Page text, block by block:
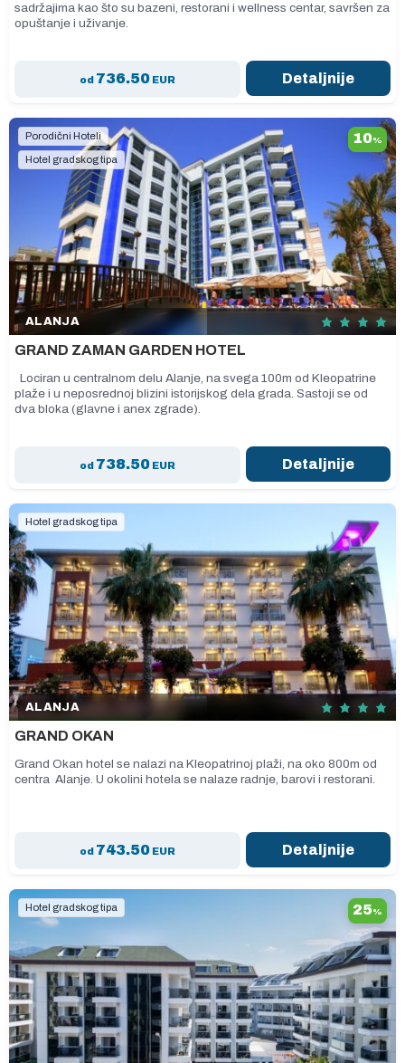
sadržajima kao što su bazeni, restorani i wellness centar, savršen za
opuštanje i uživanje.
od 736.50EUR Detaljnije
Porodični Hoteli
Hotel gradskog tipa
10%
ALANJA
GRAND ZAMAN GARDEN HOTEL
Lociran u centralnom delu Alanje, na svega 100m od Kleopatrine
plaže i u neposrednoj blizini istorijskog dela grada. Sastoji se od
dva bloka (glavne i anex zgrade).
od 738.50EUR Detaljnije
Hotel gradskog tipa
ALANJA
GRAND OKAN
Grand Okan hotel se nalazi na Kleopatrinoj plaži, na oko 800m od
centra Alanje. U okolini hotela se nalaze radnje, barovi i restorani.
od 743.50EUR Detaljnije
Hotel gradskog tipa 25%